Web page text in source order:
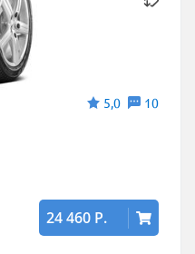
5,0
10
24 460 Р.